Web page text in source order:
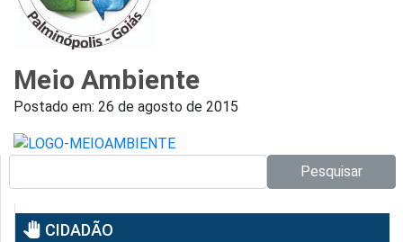
Meio Ambiente
Postado em: 26 de agosto de 2015
Pesquisar
pan_tool CIDADÃO